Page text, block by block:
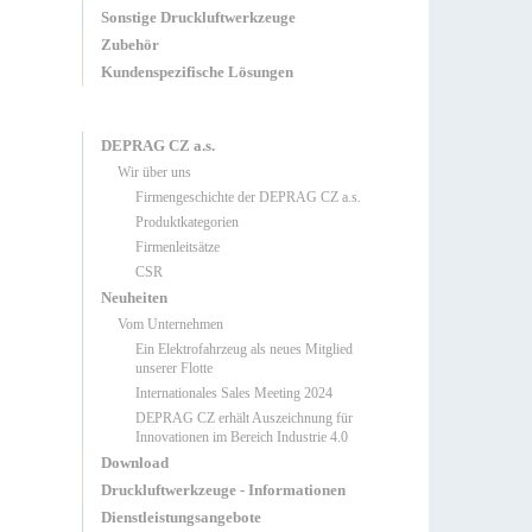
Sonstige Druckluftwerkzeuge
Zubehör
Kundenspezifische Lösungen
DEPRAG CZ a.s.
Wir über uns
Firmengeschichte der DEPRAG CZ a.s.
Produktkategorien
Firmenleitsätze
CSR
Neuheiten
Vom Unternehmen
Ein Elektrofahrzeug als neues Mitglied
unserer Flotte
Internationales Sales Meeting 2024
DEPRAG CZ erhält Auszeichnung für
Innovationen im Bereich Industrie 4.0
Download
Druckluftwerkzeuge - Informationen
Dienstleistungsangebote